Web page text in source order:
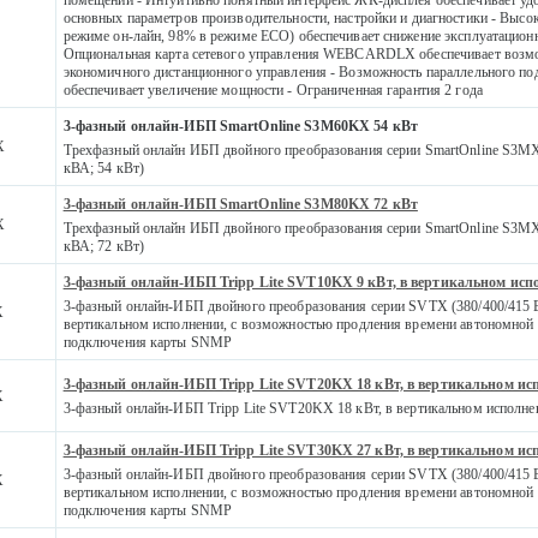
основных параметров производительности, настройки и диагностики -
режиме он-лайн, 98% в режиме ECO) обеспечивает снижение
Опциональная карта сетевого управления WEBCARDLX обеспечивает
экономичного дистанционного управления - Возможность параллельного
обеспечивает увеличение мощности - Ограниченная гарантия 2 года
3-фазный онлайн-ИБП SmartOnline S3M60KX 54 кВт
Трехфазный онлайн ИБП двойного преобразования серии SmartOnline
кВА; 54 кВт)
3-фазный онлайн-ИБП SmartOnline S3M80KX 72 кВт
Трехфазный онлайн ИБП двойного преобразования серии SmartOnline
кВА; 72 кВт)
3-фазный онлайн-ИБП Tripp Lite SVT10KX 9 кВт, в вертикальном
3-фазный онлайн-ИБП двойного преобразования серии SVTX (380/400/
вертикальном исполнении, с возможностью продления времени автономной
подключения карты SNMP
3-фазный онлайн-ИБП Tripp Lite SVT20KX 18 кВт, в вертикальном
3-фазный онлайн-ИБП Tripp Lite SVT20KX 18 кВт, в вертикальном
3-фазный онлайн-ИБП Tripp Lite SVT30KX 27 кВт, в вертикальном
3-фазный онлайн-ИБП двойного преобразования серии SVTX (380/400/
вертикальном исполнении, с возможностью продления времени автономной
подключения карты SNMP